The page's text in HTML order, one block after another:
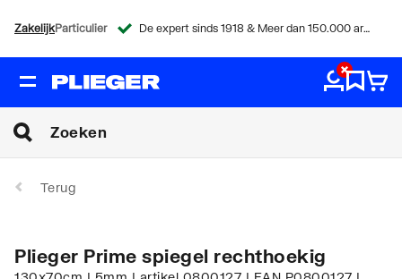
ZakelijkParticulier De expert sinds 1918 & Meer dan 150.000 artikelen
Terug
Plieger Prime spiegel rechthoekig